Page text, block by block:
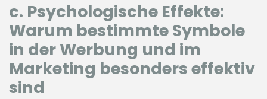
c. Psychologische Effekte:
Warum bestimmte Symbole
in der Werbung und im
Marketing besonders effektiv
sind